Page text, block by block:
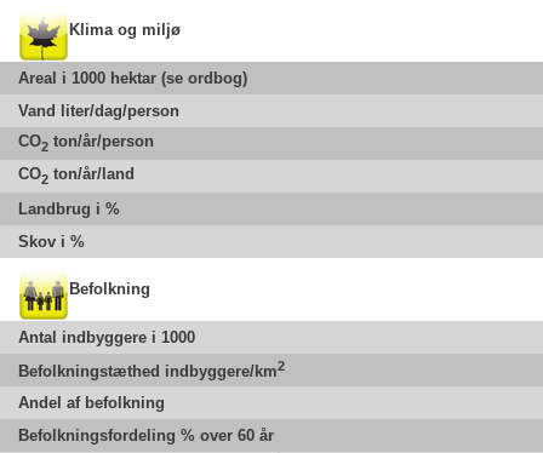
Klima og miljø
Areal i 1000 hektar (se ordbog)
Vand liter/dag/person
CO2 ton/år/person
CO2 ton/år/land
Landbrug i %
Skov i %
Befolkning
Antal indbyggere i 1000
Befolkningstæthed indbyggere/km2
Andel af befolkning
Befolkningsfordeling % over 60 år